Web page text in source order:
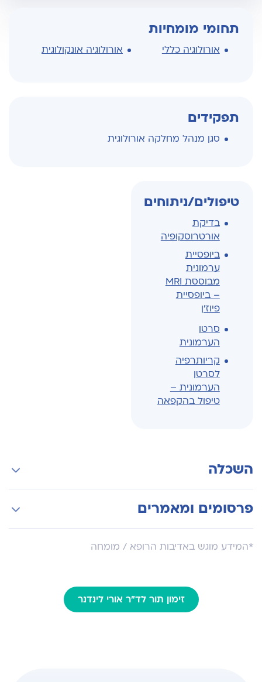
תחומי מומחיות
אורולוגיה כללי אורולוגיה אונקולוגית
תפקידים
סגן מנהל מחלקה אורולוגית
טיפולים/ניתוחים
בדיקת
אורטרוסקופיה
ביופסיית
ערמונית
מבוססת MRI
– ביופסיית
פיוז'ן
סרטן
הערמונית
קריותרפיה
לסרטן
הערמונית –
טיפול בהקפאה
השכלה
מרכזי בפיתוח שיטה לטיפול מקומי בסרטן
הערמונית באמצעות לייזר בהנחית תהודה מגנטית.
2011-2013 התמחות על באורולוגיה אונקולוגית וטיפול
2004-2010 התמחות באורולוגיה בבית החולים
שיבא, תל השומר.
פרסומים ומאמרים
*המידע מוגש באדיבות הרופא / מומחה
זימון תור לד"ר אורי לינדנר